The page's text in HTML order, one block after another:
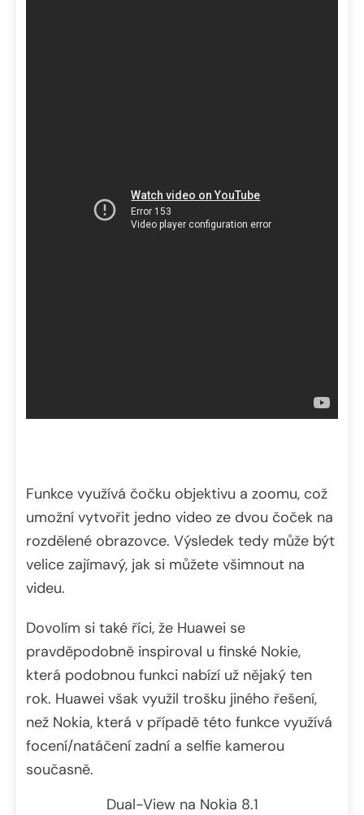
Funkce využívá čočku objektivu a zoomu, což
umožní vytvořit jedno video ze dvou čoček na
rozdělené obrazovce. Výsledek tedy může být
velice zajímavý, jak si můžete všimnout na
videu.
Dovolím si také říci, že Huawei se
pravděpodobně inspiroval u finské Nokie,
která podobnou funkci nabízí už nějaký ten
rok. Huawei však využil trošku jiného řešení,
než Nokia, která v případě této funkce využívá
focení/natáčení zadní a selfie kamerou
současně.
Dual-View na Nokia 8.1